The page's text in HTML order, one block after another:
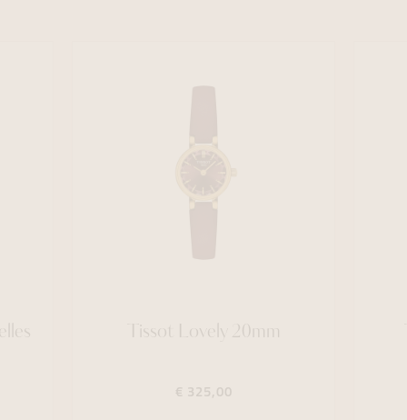
Tissot Lovely 20mm
€ 325,00